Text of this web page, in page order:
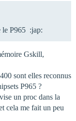
le P965 :jap:
Gskill,
sont elles reconnus
P965 ?
un proc dans la
cela me fait un peu